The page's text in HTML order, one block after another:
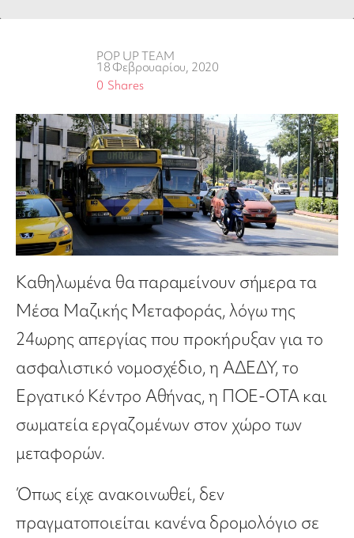
POP UP TEAM
18 Φεβρουαρίου, 2020
Shares
0
Καθηλωμένα θα παραμείνουν σήμερα τα
Μέσα Μαζικής Μεταφοράς, λόγω της
24ωρης απεργίας που προκήρυξαν για το
ασφαλιστικό νομοσχέδιο, η ΑΔΕΔΥ, το
Εργατικό Κέντρο Αθήνας, η ΠΟΕ-ΟΤΑ και
σωματεία εργαζομένων στον χώρο των
μεταφορών.
Όπως είχε ανακοινωθεί, δεν
πραγματοποιείται κανένα δρομολόγιο σε